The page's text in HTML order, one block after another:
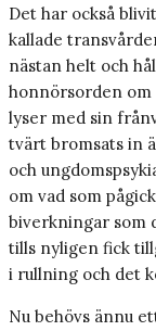
Det har också
kallade
nästan helt och
honnörsorden om
lyser med sin
tvärt bromsats in
och
om vad som
biverkningar som
tills nyligen fick
i rullning och det
Nu behövs ännu